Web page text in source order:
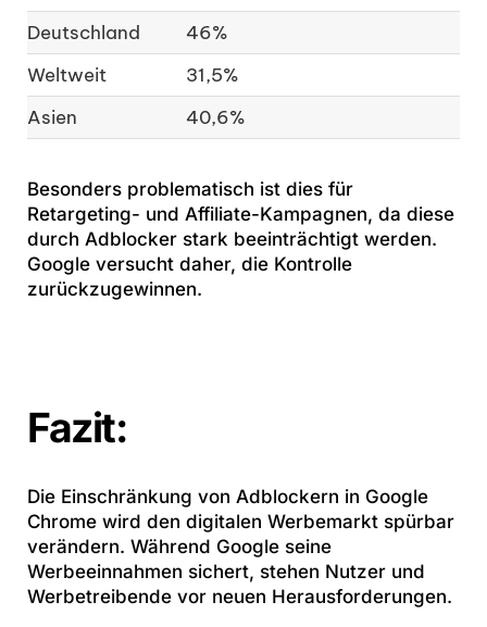
Deutschland
46%
Weltweit
31,5%
Asien
40,6%
Besonders problematisch ist dies für
Retargeting- und Affiliate-Kampagnen, da diese
durch Adblocker stark beeinträchtigt werden.
Google versucht daher, die Kontrolle
zurückzugewinnen.
Fazit:
Die Einschränkung von Adblockern in Google
Chrome wird den digitalen Werbemarkt spürbar
verändern. Während Google seine
Werbeeinnahmen sichert, stehen Nutzer und
Werbetreibende vor neuen Herausforderungen.